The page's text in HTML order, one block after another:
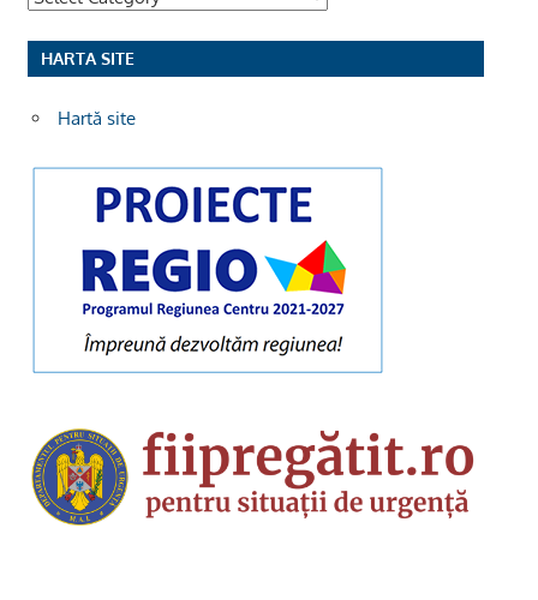
HARTA SITE
Hartă site